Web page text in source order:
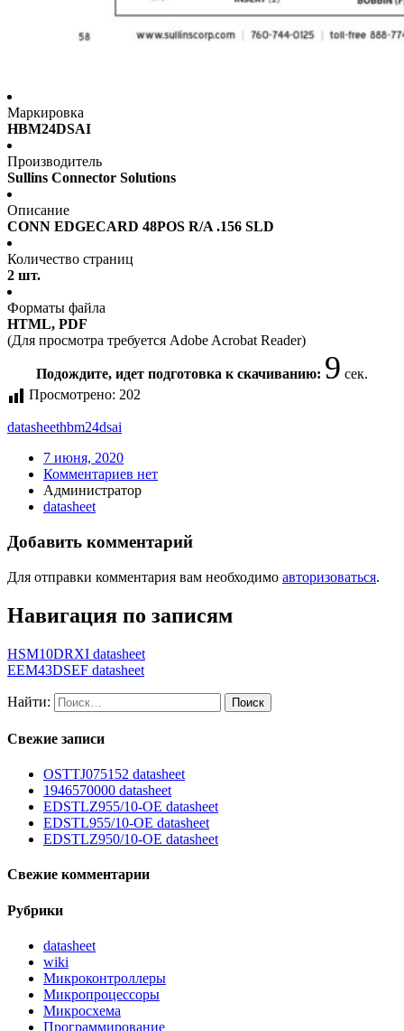
Маркировка
HBM24DSAI
Производитель
Sullins Connector Solutions
Описание
CONN EDGECARD 48POS R/A .156 SLD
Количество страниц
2 шт.
Форматы файла
HTML, PDF
(Для просмотра требуется Adobe Acrobat Reader)
Подождите, идет подготовка к скачиванию: 9 сек.
Просмотрено: 202
datasheethbm24dsai
7 июня, 2020
Комментариев нет
Администратор
datasheet
Добавить комментарий
Для отправки комментария вам необходимо авторизоваться.
Навигация по записям
HSM10DRXI datasheet
EEM43DSEF datasheet
Найти:
Свежие записи
OSTTJ075152 datasheet
1946570000 datasheet
EDSTLZ955/10-OE datasheet
EDSTL955/10-OE datasheet
EDSTLZ950/10-OE datasheet
Свежие комментарии
Рубрики
datasheet
wiki
Микроконтроллеры
Микропроцессоры
Микросхема
Программирование